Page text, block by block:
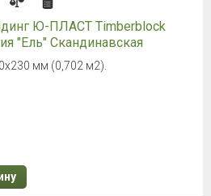
Ю-ПЛАСТ Timberblock
"Ель" Скандинавская
мм (0,702 м2).